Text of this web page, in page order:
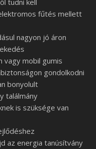
tudni kell
fűtés mellett
nagyon jó áron
vagy mobil gumis
gondolkodni
bonyolult
találmány
is szüksége van
az energia tanúsítvány